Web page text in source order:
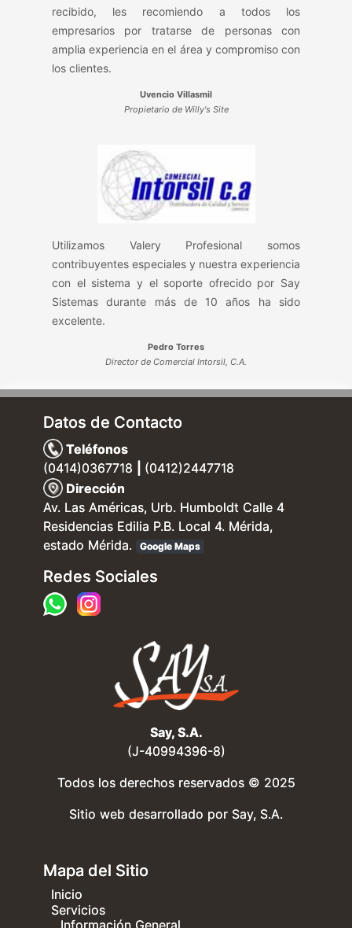
recibido, les recomiendo a todos los
empresarios por tratarse de personas con
amplia experiencia en el área y compromiso con
los clientes.
Uvencio Villasmil
Propietario de Willy's Site
Utilizamos Valery Profesional somos
contribuyentes especiales y nuestra experiencia
con el sistema y el soporte ofrecido por Say
Sistemas durante más de 10 años ha sido
excelente.
Pedro Torres
Director de Comercial Intorsil, C.A.
Datos de Contacto
Teléfonos
(0414)0367718
(0412)2447718
Dirección
Av. Las Américas, Urb. Humboldt Calle 4
Residencias Edilia P.B. Local 4. Mérida,
estado Mérida.
Google Maps
Redes Sociales
Say, S.A.
(J-40994396-8)
Todos los derechos reservados © 2025
Sitio web desarrollado por Say, S.A.
Mapa del Sitio
Inicio
Servicios
Información General